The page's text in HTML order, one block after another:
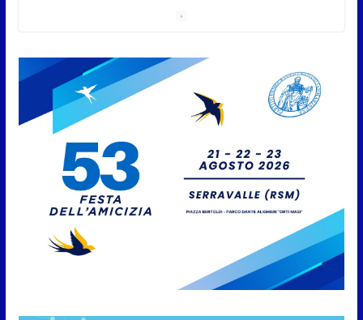
Caccuri celebra Roberto Sergio:
cittadinanza onoraria, chiavi
della città e premio alla carriera
7 Agosto 2026
Anche la FSGC nella nuova
partnership tra FIFA+ e DAZN